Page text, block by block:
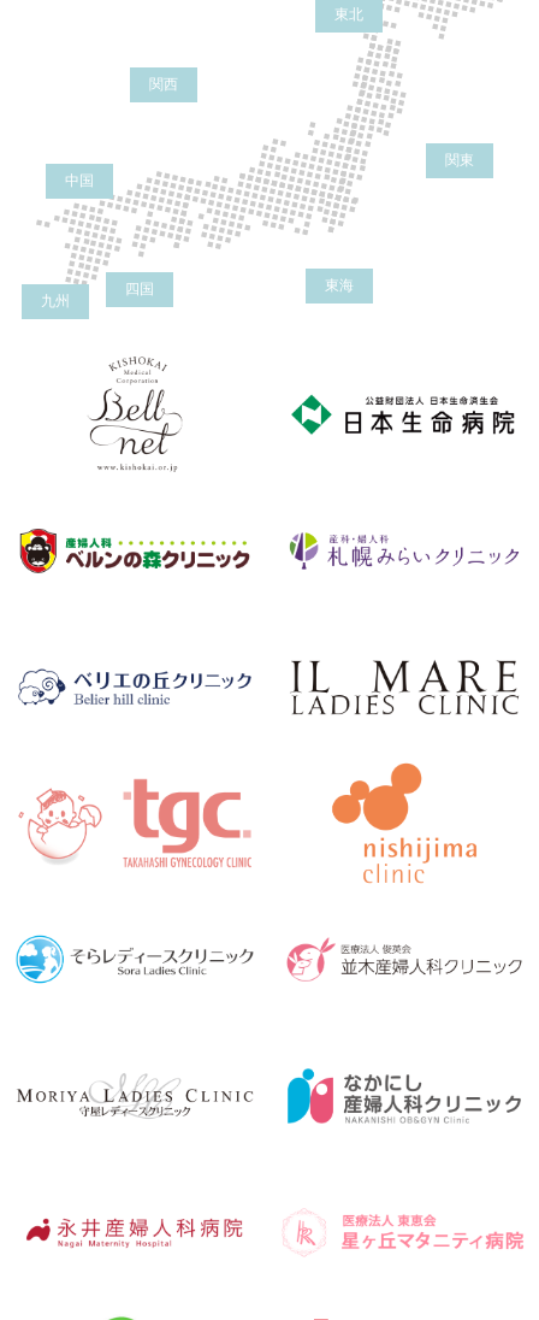
四国
中国
東北
関東
東海
関西
九州